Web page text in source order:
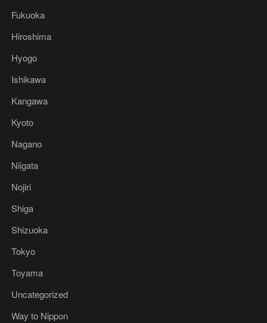
Fukuoka
Hiroshima
Hyogo
Ishikawa
Kangawa
Kyoto
Nagano
Niigata
Nojiri
Shiga
Shizuoka
Tokyo
Toyama
Uncategorized
Way to Nippon